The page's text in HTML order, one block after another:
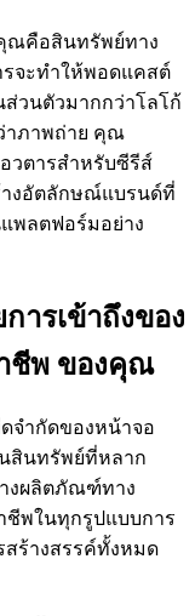
ณคือสินทรัพย์ทาง
รจะทำให้พอดแคสต์
วนตัวมากกว่าโลโก้
าภาพถ่าย คุณ
วตารสำหรับซีรีส์
งอัตลักษณ์แบรนด์ที่
พลตฟอร์มอย่าง
ารเข้าถึงของ
ชีพ ของคุณ
จำกัดของหน้าจอ
สินทรัพย์ที่หลาก
งผลิตภัณฑ์ทาง
พในทุกรูปแบบการ
ร้างสรรค์ทั้งหมด